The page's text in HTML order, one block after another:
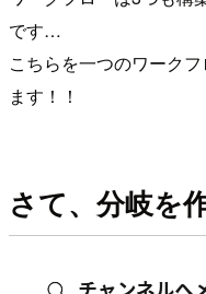
です…
こちらを一つのワーク
ます！！
さて、分岐を